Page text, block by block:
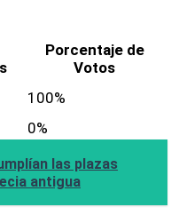
Porcentaje de
Votos
100%
0%
las plazas
antigua